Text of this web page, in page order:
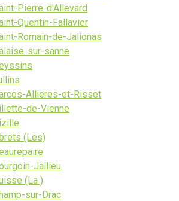
Pierre-d'Allevard
Quentin-Fallavier
Romain-de-Jalionas
sur-sanne
Allieres-et-Risset
de-Vienne
(Les)
Jallieu
(La )
sur-Drac